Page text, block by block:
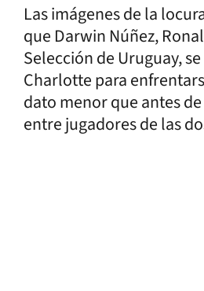
Las imágenes de la
que Darwin Núñez,
Selección de Uruguay,
Charlotte para
dato menor que antes
entre jugadores de las